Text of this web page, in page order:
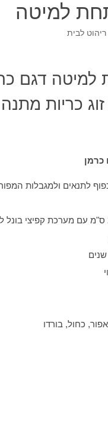
למיטה
ריהוט לבית
דגם
כריות מתנה
כחול, בורדו